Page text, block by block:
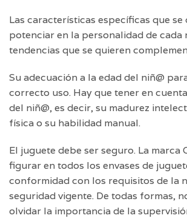
Las características específicas que se
potenciar en la personalidad de cada
tendencias que se quieren
Su adecuación a la edad del niñ@
correcto uso. Hay que tener en
del niñ@, es decir, su madurez
física o su habilidad manual.
El juguete debe ser seguro. La marca
figurar en todos los envases de
conformidad con los requisitos de la
seguridad vigente. De todas formas,
olvidar la importancia de la